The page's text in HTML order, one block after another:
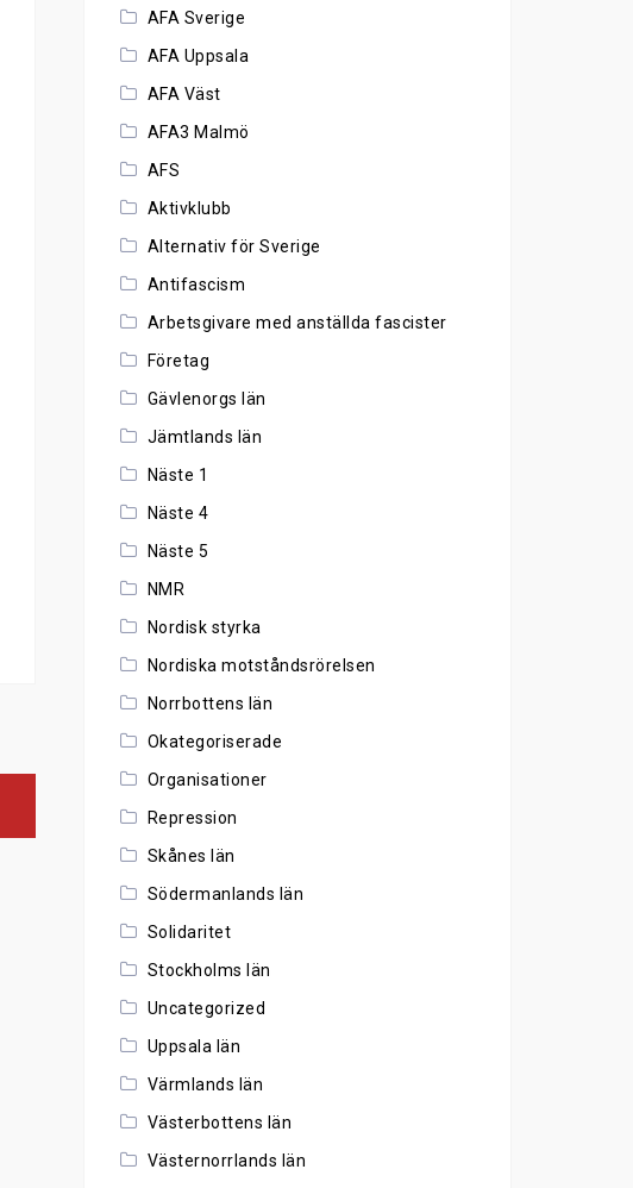
AFA Sverige
AFA Uppsala
AFA Väst
AFA3 Malmö
AFS
Aktivklubb
Alternativ för Sverige
Antifascism
Arbetsgivare med anställda fascister
Företag
Gävlenorgs län
Jämtlands län
Näste 1
Näste 4
Näste 5
NMR
Nordisk styrka
Nordiska motståndsrörelsen
Norrbottens län
Okategoriserade
Organisationer
Repression
Skånes län
Södermanlands län
Solidaritet
Stockholms län
Uncategorized
Uppsala län
Värmlands län
Västerbottens län
Västernorrlands län